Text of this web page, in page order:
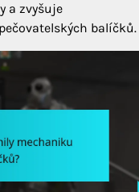
a zvyšuje
balíčků.